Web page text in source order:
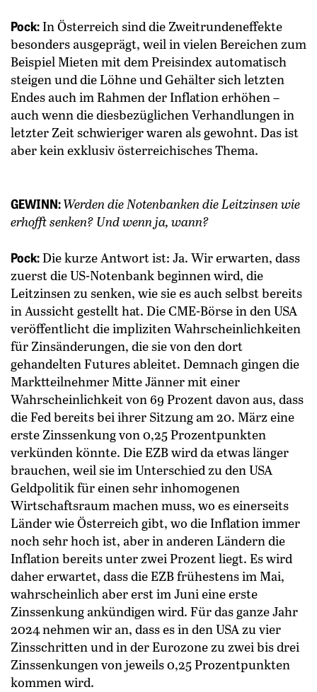
Pock:In Österreich sind die Zweitrundeneffekte
besonders ausgeprägt, weil in vielen Bereichen zum
Beispiel Mieten mit dem Preisindex automatisch
steigen und die Löhne und Gehälter sich letzten
Endes auch im Rahmen der Inflation erhöhen –
auch wenn die diesbezüglichen Verhandlungen in
letzter Zeit schwieriger waren als ­gewohnt. Das ist
aber kein exklusiv ­österreichisches Thema.
GEWINN:Werden die Notenbanken die Leitzinsen wie
erhofft senken? Und wenn ja, wann?
Pock:Die kurze Antwort ist: Ja. Wir ­erwarten, dass
zuerst die US-Notenbank beginnen wird, die
Leitzinsen zu senken, wie sie es auch selbst bereits
in Aussicht gestellt hat. Die CME-Börse in den USA
veröffentlicht die impliziten Wahrscheinlichkeiten
für Zinsänderungen, die sie von den dort
gehandelten Futures ableitet. Demnach gingen die
Marktteilnehmer Mitte Jänner mit einer
Wahrscheinlichkeit von 69 Prozent davon aus, dass
die Fed bereits bei ihrer Sitzung am 20. März eine
erste Zinssenkung von 0,25 Prozentpunkten
verkünden könnte. Die EZB wird da etwas länger
brauchen, weil sie im Unterschied zu den USA
Geldpolitik für einen sehr inhomogenen
Wirtschaftsraum machen muss, wo es einerseits
Länder wie Österreich gibt, wo die Inflation immer
noch sehr hoch ist, aber in anderen Ländern die
Inflation bereits unter zwei Prozent liegt. Es wird
daher erwartet, dass die EZB frühestens im Mai,
wahrscheinlich aber erst im Juni eine erste
Zinssenkung ankündigen wird. Für das ganze Jahr
2024 nehmen wir an, dass es in den USA zu vier
Zinsschritten und in der Eurozone zu zwei bis drei
Zinssenkungen von jeweils 0,25 Prozentpunkten
kommen wird.